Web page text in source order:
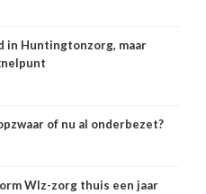
in Huntingtonzorg, maar
of nu al onderbezet?
Wlz-zorg thuis een jaar